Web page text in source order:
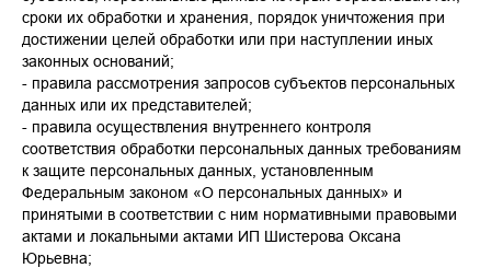
сроки их обработки и хранения, порядок уничтожения при
достижении целей обработки или при наступлении иных
законных оснований;
- правила рассмотрения запросов субъектов персональных
данных или их представителей;
- правила осуществления внутреннего контроля
соответствия обработки персональных данных требованиям
к защите персональных данных, установленным
Федеральным законом «О персональных данных» и
принятыми в соответствии с ним нормативными правовыми
актами и локальными актами ИП Шистерова Оксана
Юрьевна;